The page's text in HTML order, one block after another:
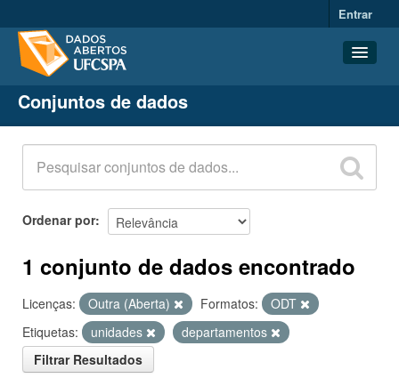
Entrar
Conjuntos de dados
Organizações
Grupos
Sobre
Conjuntos de dados
Ordenar por
1 conjunto de dados encontrado
Licenças: Outra (Aberta) Formatos:
ODT
Etiquetas:
unidades
departamentos
Filtrar Resultados